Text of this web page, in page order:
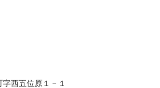
西五位原１－１